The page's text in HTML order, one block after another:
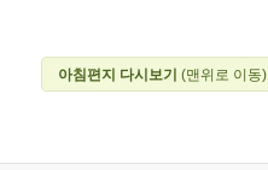
아침편지 다시보기 (맨위로 이동)